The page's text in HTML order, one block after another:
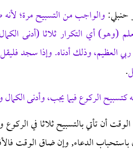
حنبلي:والواجب من التسبيح مرة؛
(وهو) أي التكرار ثلاثا (أدنى
وذلك أدناه. وإذا سجد
.
الركوع فيما يجب، وأدنى الكمال
أن تأتي بالتسبيح ثلاثا في
الدعاء, وإن ضاق الوقت